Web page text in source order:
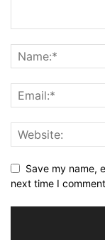
Save my name,
next time I